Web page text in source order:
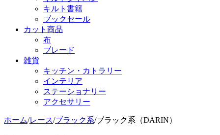
キルト書籍
ブックセール
カット商品
布
ブレード
雑貨
キッチン・カトラリー
インテリア
ステーショナリー
アクセサリー
ホーム/レース/ブラック系/ブラック系（DARIN）